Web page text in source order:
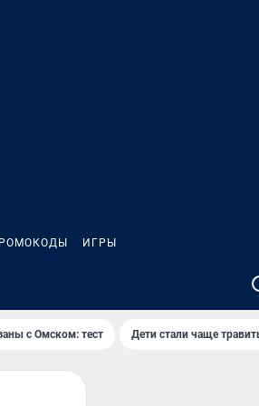
ИГРЫ
с Омском: тест Дети стали чаще